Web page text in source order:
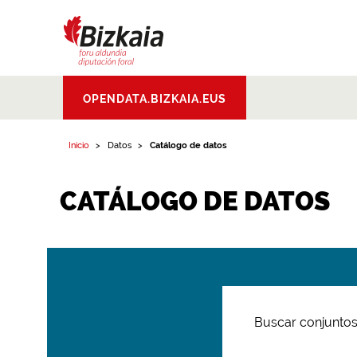
Aldundia.Diputacion
Foral de Bizkaia
OPENDATA.BIZKAIA.EUS
Inicio Datos Catálogo de datos
CATÁLOGO DE DATOS